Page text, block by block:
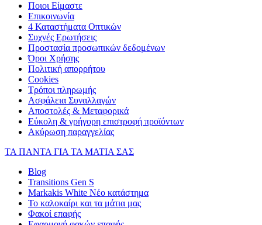
Ποιοι Είμαστε
Επικοινωνία
4 Καταστήματα Οπτικών
Συχνές Ερωτήσεις
Προστασία προσωπικών δεδομένων
Όροι Χρήσης
Πολιτική απορρήτου
Cookies
Τρόποι πληρωμής
Ασφάλεια Συναλλαγών
Αποστολές & Μεταφορικά
Εύκολη & γρήγορη επιστροφή προϊόντων
Ακύρωση παραγγελίας
ΤΑ ΠΑΝΤΑ ΓΙΑ ΤΑ ΜΑΤΙΑ ΣΑΣ
Blog
Transitions Gen S
Markakis White Νέο κατάστημα
Το καλοκαίρι και τα μάτια μας
Φακοί επαφής